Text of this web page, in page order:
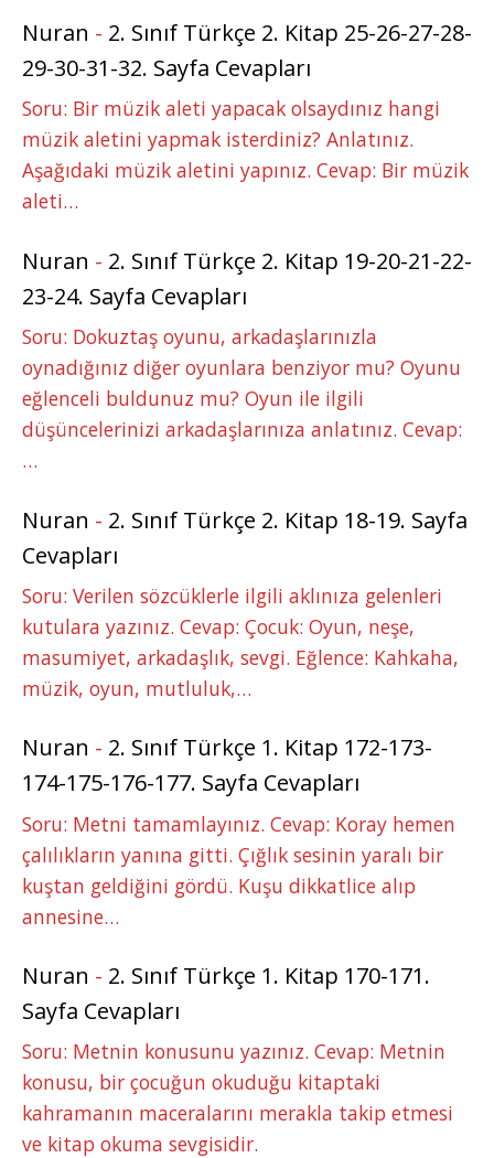
Nuran - 2. Sınıf Türkçe 2. Kitap 25-26-27-28-
29-30-31-32. Sayfa Cevapları
Soru: Bir müzik aleti yapacak olsaydınız hangi
müzik aletini yapmak isterdiniz? Anlatınız.
Aşağıdaki müzik aletini yapınız. Cevap: Bir müzik
aleti…
Nuran - 2. Sınıf Türkçe 2. Kitap 19-20-21-22-
23-24. Sayfa Cevapları
Soru: Dokuztaş oyunu, arkadaşlarınızla
oynadığınız diğer oyunlara benziyor mu? Oyunu
eğlenceli buldunuz mu? Oyun ile ilgili
düşüncelerinizi arkadaşlarınıza anlatınız. Cevap:
…
Nuran - 2. Sınıf Türkçe 2. Kitap 18-19. Sayfa
Cevapları
Soru: Verilen sözcüklerle ilgili aklınıza gelenleri
kutulara yazınız. Cevap: Çocuk: Oyun, neşe,
masumiyet, arkadaşlık, sevgi. Eğlence: Kahkaha,
müzik, oyun, mutluluk,…
Nuran - 2. Sınıf Türkçe 1. Kitap 172-173-
174-175-176-177. Sayfa Cevapları
Soru: Metni tamamlayınız. Cevap: Koray hemen
çalılıkların yanına gitti. Çığlık sesinin yaralı bir
kuştan geldiğini gördü. Kuşu dikkatlice alıp
annesine…
Nuran - 2. Sınıf Türkçe 1. Kitap 170-171.
Sayfa Cevapları
Soru: Metnin konusunu yazınız. Cevap: Metnin
konusu, bir çocuğun okuduğu kitaptaki
kahramanın maceralarını merakla takip etmesi
ve kitap okuma sevgisidir.